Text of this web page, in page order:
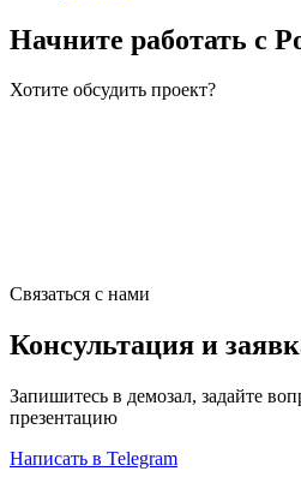
Начните работать с
Хотите обсудить проект?
Связаться с нами
Консультация и
Запишитесь в демозал, задайте
презентацию
Написать в Telegram